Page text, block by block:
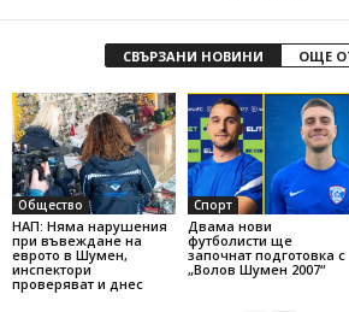
СВЪРЗАНИ НОВИНИ ОЩЕ
Общество
НАП: Няма нарушения
при въвеждане на
еврото в Шумен,
инспектори
проверяват и днес
Спорт
Двама нови
футболисти ще
започнат подготовка с
„Волов Шумен 2007“